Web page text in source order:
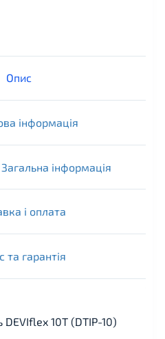
Опис
інформація
Загальна інформація
і оплата
та гарантія
DEVIflex 10Т (DTIP-10)